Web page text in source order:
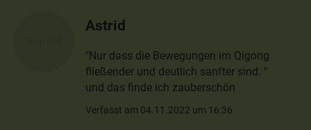
Astrid
"Nur dass die Bewegungen im Qigong
fließender und deutlich sanfter sind. "
und das finde ich zauberschön
Verfasst am 04.11.2022 um 16:36